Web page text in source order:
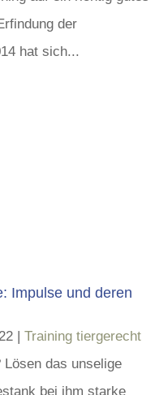
der
hat sich...
Impulse und deren
| Training tiergerecht
das unselige
bei ihm starke